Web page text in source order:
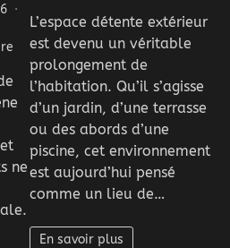
sur
Pourquoi
enfants
observent
souvent
qui
passe
autour
ne
L’espace détente extérieur
est devenu un véritable
prolongement de
l’habitation. Qu’il s’agisse
d’un jardin, d’une terrasse
ou des abords d’une
piscine, cet environnement
est aujourd’hui pensé
comme un lieu de…
En savoir plus